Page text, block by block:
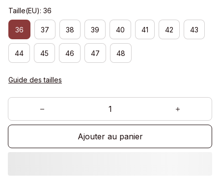
Taille(EU): 36
36 37 38 39 40 41 42 43
44 45 46 47 48
Guide des tailles
Ajouter au panier